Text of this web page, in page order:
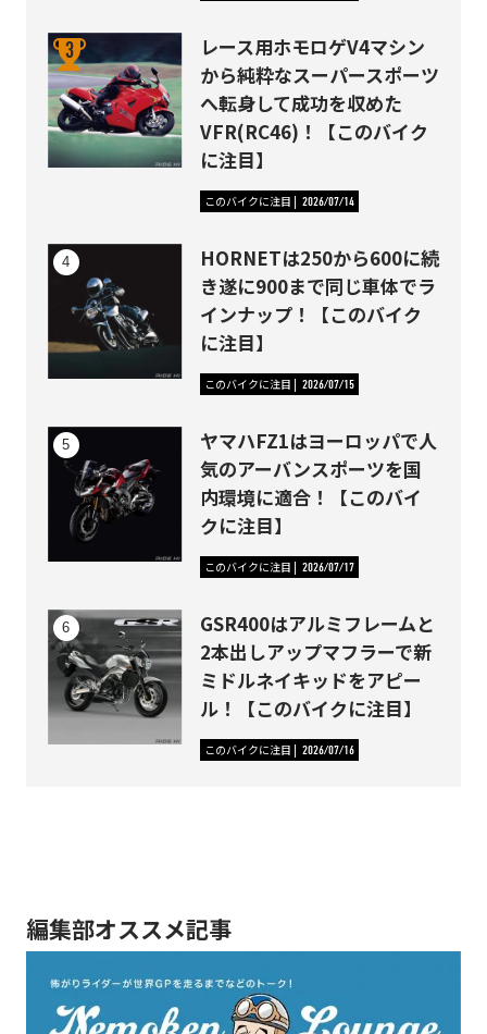
レース用ホモロゲV4マシン
から純粋なスーパースポーツ
へ転身して成功を収めた
VFR(RC46)！【このバイク
に注目】
このバイクに注目 2026/07/14
HORNETは250から600に続
き遂に900まで同じ車体でラ
インナップ！【このバイク
に注目】
このバイクに注目 2026/07/15
ヤマハFZ1はヨーロッパで人
気のアーバンスポーツを国
内環境に適合！【このバイ
クに注目】
このバイクに注目 2026/07/17
GSR400はアルミフレームと
2本出しアップマフラーで新
ミドルネイキッドをアピー
ル！【このバイクに注目】
このバイクに注目 2026/07/16
編集部オススメ記事